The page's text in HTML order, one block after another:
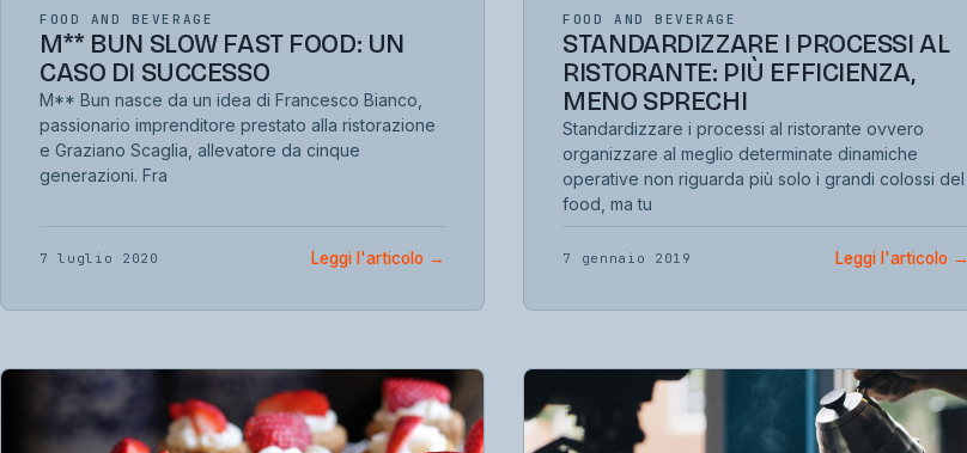
FOOD AND BEVERAGE
M** BUN SLOW FAST FOOD: UN
CASO DI SUCCESSO
M** Bun nasce da un idea di Francesco Bianco,
passionario imprenditore prestato alla ristorazione
e Graziano Scaglia, allevatore da cinque
generazioni. Fra
7 luglio 2020 Leggi l'articolo →
FOOD AND BEVERAGE
STANDARDIZZARE I PROCESSI AL
RISTORANTE: PIÙ EFFICIENZA,
MENO SPRECHI
Standardizzare i processi al ristorante ovvero
organizzare al meglio determinate dinamiche
operative non riguarda più solo i grandi colossi del
food, ma tu
7 gennaio 2019 Leggi l'articolo →